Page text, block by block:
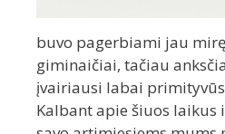
buvo pagerbiami jau
giminaičiai, tačiau
įvairiausi labai
Kalbant apie šiuos laikus